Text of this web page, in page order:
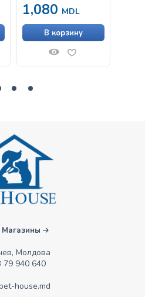
1,080 MDL
В корзину
Молдова
79 940 640
house.md